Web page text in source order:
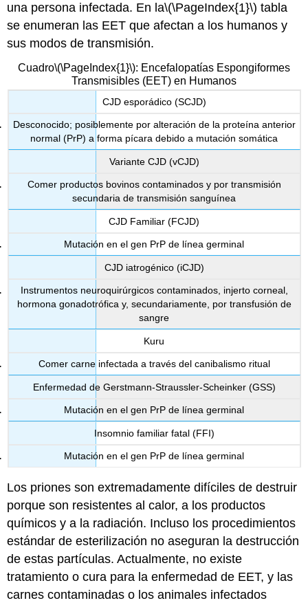
una persona infectada. En la\(\PageIndex{1}\) tabla
se enumeran las EET que afectan a los humanos y
sus modos de transmisión.
Cuadro\(\PageIndex{1}\): Encefalopatías Espongiformes
Transmisibles (EET) en Humanos
CJD esporádico (SCJD)
Desconocido; posiblemente por alteración de la proteína anterior
normal (PrP) a forma pícara debido a mutación somática
Variante CJD (vCJD)
Comer productos bovinos contaminados y por transmisión
secundaria de transmisión sanguínea
CJD Familiar (FCJD)
Mutación en el gen PrP de línea germinal
CJD iatrogénico (iCJD)
Instrumentos neuroquirúrgicos contaminados, injerto corneal,
hormona gonadotrófica y, secundariamente, por transfusión de
sangre
Kuru
Comer carne infectada a través del canibalismo ritual
Enfermedad de Gerstmann-Straussler-Scheinker (GSS)
Mutación en el gen PrP de línea germinal
Insomnio familiar fatal (FFI)
Mutación en el gen PrP de línea germinal
Los priones son extremadamente difíciles de destruir
porque son resistentes al calor, a los productos
químicos y a la radiación. Incluso los procedimientos
estándar de esterilización no aseguran la destrucción
de estas partículas. Actualmente, no existe
tratamiento o cura para la enfermedad de EET, y las
carnes contaminadas o los animales infectados